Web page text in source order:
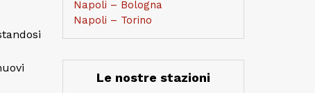
Napoli – Bologna
Napoli – Torino
Le nostre stazioni